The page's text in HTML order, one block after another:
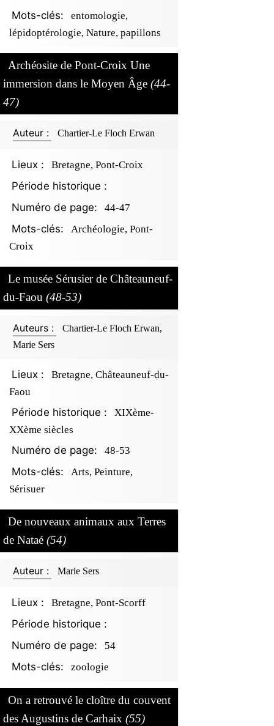
Mots-clés:
entomologie,
lépidoptérologie, Nature, papillons
Archéosite de Pont-Croix Une
immersion dans le Moyen Âge (44-
47)
Auteur : Chartier-Le Floch Erwan
Lieux : Bretagne, Pont-Croix
Période historique :
Numéro de page:
44-47
Mots-clés:
Archéologie, Pont-
Croix
Le musée Sérusier de Châteauneuf-
du-Faou (48-53)
Auteurs :
Chartier-Le Floch Erwan,
Marie Sers
Lieux :
Bretagne, Châteauneuf-du-
Faou
Période historique :
XIXème-
XXème siècles
Numéro de page: 48-53
Mots-clés:
Arts, Peinture,
Sérisuer
De nouveaux animaux aux Terres
de Nataé (54)
Auteur : Marie Sers
Lieux : Bretagne, Pont-Scorff
Période historique :
Numéro de page:
54
Mots-clés: zoologie
On a retrouvé le cloître du couvent
des Augustins de Carhaix (55)